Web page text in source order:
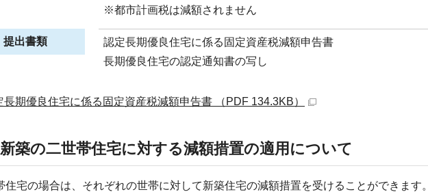
※都市計画税は減額されません
提出書類
認定長期優良住宅に係る固定資産税減額申告書
長期優良住宅の認定通知書の写し
長期優良住宅に係る固定資産税減額申告書 （PDF 134.3KB）
築の二世帯住宅に対する減額措置の適用について
宅の場合は、それぞれの世帯に対して新築住宅の減額措置を受けることができます。